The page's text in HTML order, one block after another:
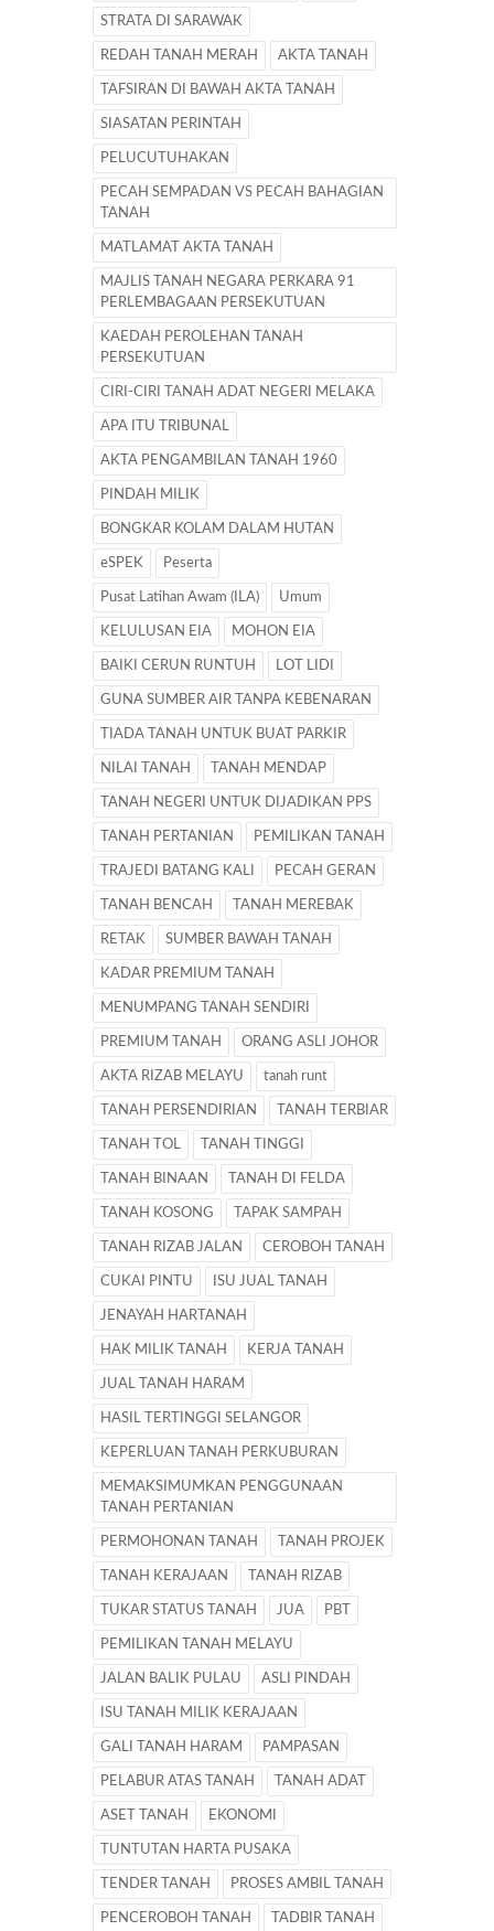
STRATA DI SARAWAK
REDAH TANAH MERAH AKTA TANAH
TAFSIRAN DI BAWAH AKTA TANAH
SIASATAN PERINTAH
PELUCUTUHAKAN
PECAH SEMPADAN VS PECAH BAHAGIAN
TANAH
MATLAMAT AKTA TANAH
MAJLIS TANAH NEGARA PERKARA 91
PERLEMBAGAAN PERSEKUTUAN
KAEDAH PEROLEHAN TANAH
PERSEKUTUAN
CIRI-CIRI TANAH ADAT NEGERI MELAKA
APA ITU TRIBUNAL
AKTA PENGAMBILAN TANAH 1960
PINDAH MILIK
BONGKAR KOLAM DALAM HUTAN
eSPEK Peserta
Pusat Latihan Awam (ILA) Umum
KELULUSAN EIA MOHON EIA
BAIKI CERUN RUNTUH LOT LIDI
GUNA SUMBER AIR TANPA KEBENARAN
TIADA TANAH UNTUK BUAT PARKIR
NILAI TANAH TANAH MENDAP
TANAH NEGERI UNTUK DIJADIKAN PPS
TANAH PERTANIAN PEMILIKAN TANAH
TRAJEDI BATANG KALI PECAH GERAN
TANAH BENCAH TANAH MEREBAK
RETAK SUMBER BAWAH TANAH
KADAR PREMIUM TANAH
MENUMPANG TANAH SENDIRI
PREMIUM TANAH ORANG ASLI JOHOR
AKTA RIZAB MELAYU tanah runt
TANAH PERSENDIRIAN TANAH TERBIAR
TANAH TOL TANAH TINGGI
TANAH BINAAN TANAH DI FELDA
TANAH KOSONG TAPAK SAMPAH
TANAH RIZAB JALAN CEROBOH TANAH
CUKAI PINTU ISU JUAL TANAH
JENAYAH HARTANAH
HAK MILIK TANAH KERJA TANAH
JUAL TANAH HARAM
HASIL TERTINGGI SELANGOR
KEPERLUAN TANAH PERKUBURAN
MEMAKSIMUMKAN PENGGUNAAN
TANAH PERTANIAN
PERMOHONAN TANAH TANAH PROJEK
TANAH KERAJAAN TANAH RIZAB
TUKAR STATUS TANAH JUA PBT
PEMILIKAN TANAH MELAYU
JALAN BALIK PULAU ASLI PINDAH
ISU TANAH MILIK KERAJAAN
GALI TANAH HARAM PAMPASAN
PELABUR ATAS TANAH TANAH ADAT
ASET TANAH EKONOMI
TUNTUTAN HARTA PUSAKA
TENDER TANAH PROSES AMBIL TANAH
PENCEROBOH TANAH TADBIR TANAH